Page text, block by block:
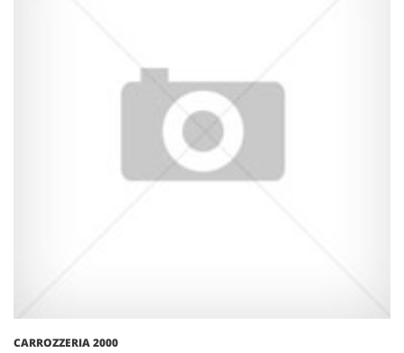
CARROZZERIA 2000